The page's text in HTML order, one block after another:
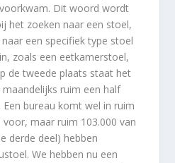
Dit woord wordt
het zoeken naar een stoel,
een specifiek type stoel
zoals een eetkamerstoel,
de tweede plaats staat het
maandelijks ruim een half
bureau komt wel in ruim
maar ruim 103.000 van
derde deel) hebben
We hebben nu een